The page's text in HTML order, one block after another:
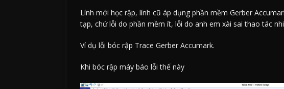
Lính mới học rập, lính cũ áp dụng phần mềm Gerber
tạp, chứ lỗi do phần mềm ít, lỗi do anh em xài sai thao tác
Ví dụ lỗi bóc rập Trace Gerber Accumark.
Khi bóc rập máy báo lỗi thế này